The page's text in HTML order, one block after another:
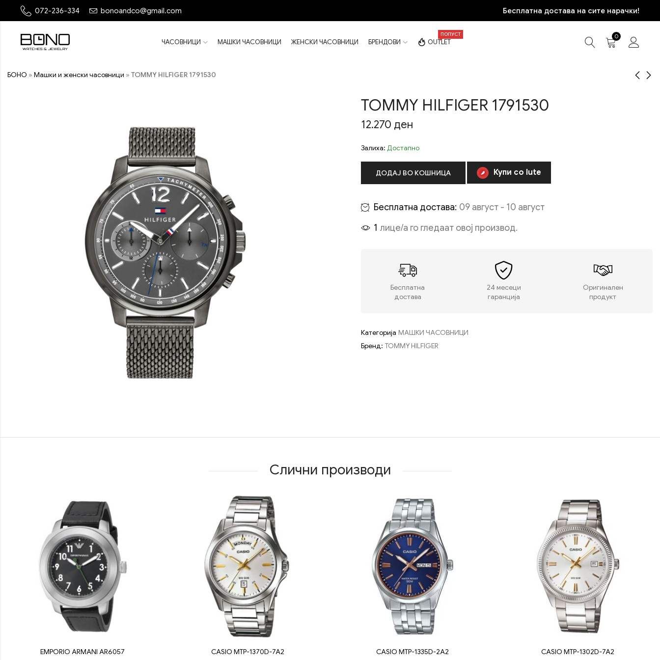
072-236-334 bonoandco@gmail.com Бесплатна достава на сите нарачки!
ЧАСОВНИЦИ МАШКИ ЧАСОВНИЦИ ЖЕНСКИ ЧАСОВНИЦИ БРЕНДОВИ OUTLET
ПОПУСТ 0
БОНО » Машки и женски часовници » TOMMY HILFIGER 1791530
TOMMY HILFIGER 1791530
12.270 ден
Залиха: Достапно
ДОДАЈ ВО КОШНИЦА Купи со Iute
Бесплатна достава: 09 август - 10 август
1 лице/а го гледаат овој производ.
Бесплатна
достава
24 месеци
гаранција
Оригинален
продукт
Категорија МАШКИ ЧАСОВНИЦИ
Бренд: TOMMY HILFIGER
Слични производи
EMPORIO ARMANI AR6057 CASIO MTP-1370D-7A2 CASIO MTP-1335D-2A2 CASIO MTP-1302D-7A2